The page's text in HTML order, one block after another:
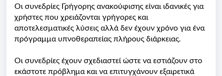
Οι συνεδρίες Γρήγορης ανακούφισης είναι ιδανικές για
χρήστες που χρειάζονται γρήγορες και
αποτελεσματικές λύσεις αλλά δεν έχουν χρόνο για ένα
πρόγραμμα υπνοθεραπείας πλήρους διάρκειας.
Οι συνεδρίες έχουν σχεδιαστεί ώστε να εστιάζουν στο
εκάστοτε πρόβλημα και να επιτυγχάνουν εξαιρετικά